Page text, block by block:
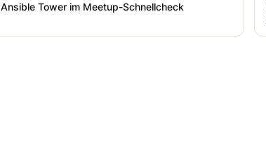
Ansible Tower im Meetup-Schnellcheck